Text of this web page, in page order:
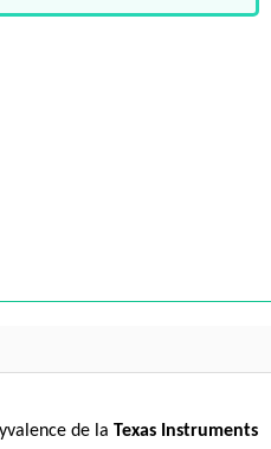
de la Texas Instruments